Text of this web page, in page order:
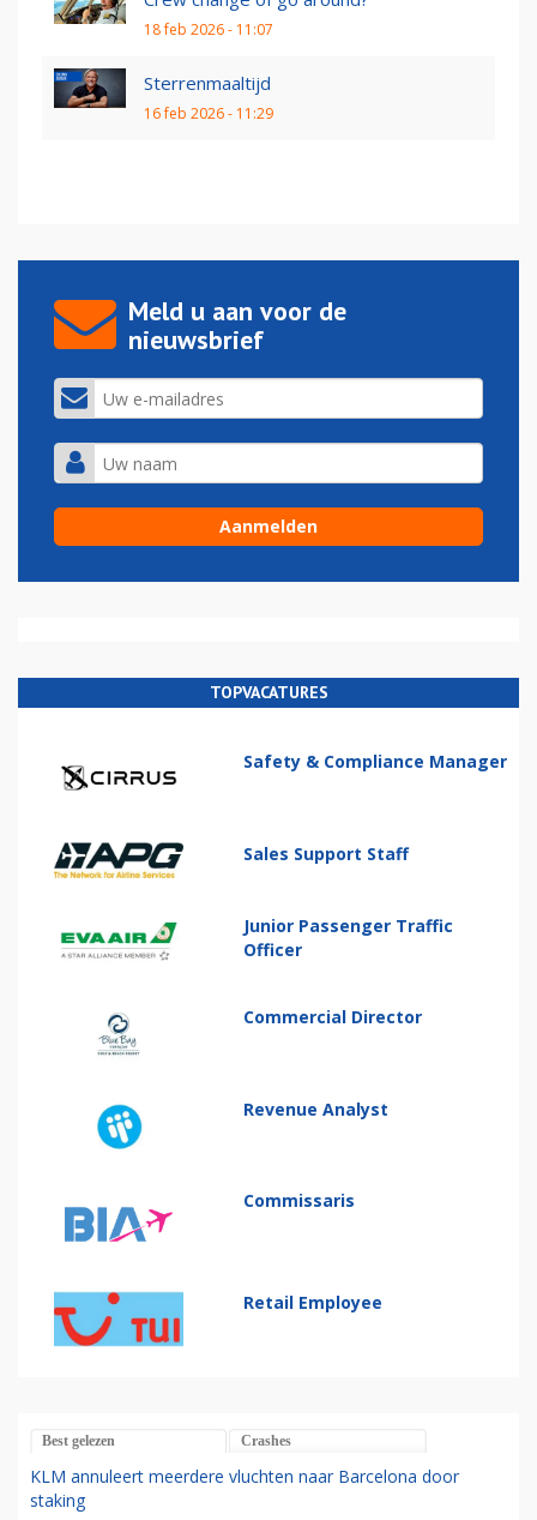
18 feb 2026 - 11:07
Sterrenmaaltijd
16 feb 2026 - 11:29
Meld u aan voor de
nieuwsbrief
TOPVACATURES
Safety & Compliance Manager
Sales Support Staff
Junior Passenger Traffic
Officer
Commercial Director
Revenue Analyst
Commissaris
Retail Employee
Best gelezen Crashes
KLM annuleert meerdere vluchten naar Barcelona door
staking